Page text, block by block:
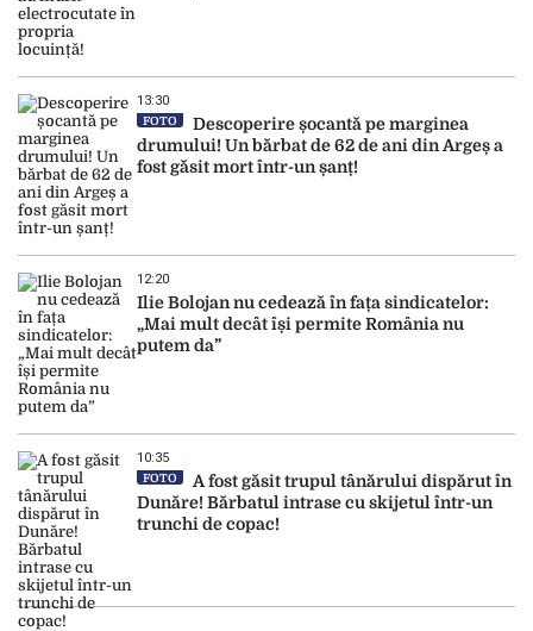
13:30
FOTO
Descoperire șocantă pe marginea
drumului! Un bărbat de 62 de ani din Argeș a
fost găsit mort într-un șanț!
12:20
Ilie Bolojan nu cedează în fața sindicatelor:
„Mai mult decât își permite România nu
putem da”
10:35
FOTO
A fost găsit trupul tânărului dispărut în
Dunăre! Bărbatul intrase cu skijetul într-un
trunchi de copac!